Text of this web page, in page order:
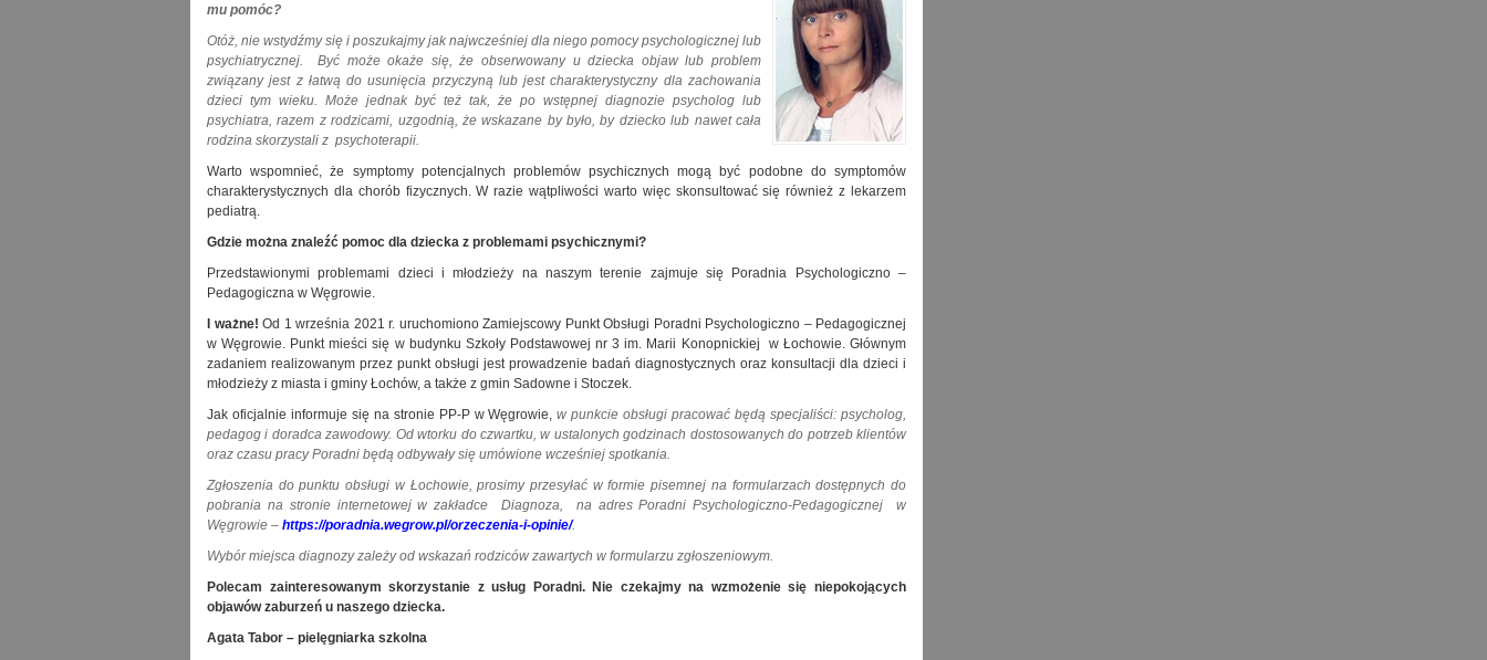
mu pomóc?
Otóż, nie wstydźmy się i poszukajmy jak najwcześniej dla niego pomocy psychologicznej lub
psychiatrycznej. Być może okaże się, że obserwowany u dziecka objaw lub problem
związany jest z łatwą do usunięcia przyczyną lub jest charakterystyczny dla zachowania
dzieci tym wieku. Może jednak być też tak, że po wstępnej diagnozie psycholog lub
psychiatra, razem z rodzicami, uzgodnią, że wskazane by było, by dziecko lub nawet cała
rodzina skorzystali z psychoterapii.
Warto wspomnieć, że symptomy potencjalnych problemów psychicznych mogą być podobne do symptomów
charakterystycznych dla chorób fizycznych. W razie wątpliwości warto więc skonsultować się również z lekarzem
pediatrą.
Gdzie można znaleźć pomoc dla dziecka z problemami psychicznymi?
Przedstawionymi problemami dzieci i młodzieży na naszym terenie zajmuje się Poradnia Psychologiczno –
Pedagogiczna w Węgrowie.
I ważne! Od 1 września 2021 r. uruchomiono Zamiejscowy Punkt Obsługi Poradni Psychologiczno – Pedagogicznej
w Węgrowie. Punkt mieści się w budynku Szkoły Podstawowej nr 3 im. Marii Konopnickiej w Łochowie. Głównym
zadaniem realizowanym przez punkt obsługi jest prowadzenie badań diagnostycznych oraz konsultacji dla dzieci i
młodzieży z miasta i gminy Łochów, a także z gmin Sadowne i Stoczek.
Jak oficjalnie informuje się na stronie PP-P w Węgrowie,w punkcie obsługi pracować będą specjaliści: psycholog,
pedagog i doradca zawodowy. Od wtorku do czwartku, w ustalonych godzinach dostosowanych do potrzeb klientów
oraz czasu pracy Poradni będą odbywały się umówione wcześniej spotkania.
Zgłoszenia do punktu obsługi w Łochowie, prosimy przesyłać w formie pisemnej na formularzach dostępnych do
pobrania na stronie internetowej w zakładce Diagnoza,
na adres Poradni Psychologiczno-Pedagogicznej w
Węgrowie – https://poradnia.wegrow.pl/orzeczenia-i-opinie/.
Wybór miejsca diagnozy zależy od wskazań rodziców zawartych w formularzu zgłoszeniowym.
Polecam zainteresowanym skorzystanie z usług Poradni. Nie czekajmy na wzmożenie się niepokojących
objawów zaburzeń u naszego dziecka.
Agata Tabor – pielęgniarka szkolna